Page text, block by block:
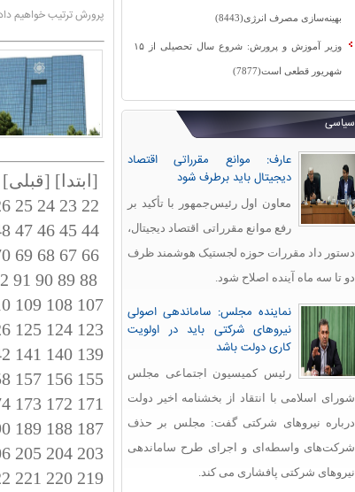
بهینه‌سازی مصرف انرژی(8443)
وزیر آموزش و پرورش: شروع سال تحصیلی از ۱۵
شهریور قطعی است(7877)
سیاسی
عارف: موانع مقرراتی اقتصاد
دیجیتال باید برطرف شود
معاون اول رئیس‌جمهور با تأکید بر
رفع موانع مقرراتی اقتصاد دیجیتال،
دستور داد مقررات حوزه لجستیک هوشمند ظرف
دو تا سه ماه آینده اصلاح شود.
نماینده مجلس: ساماندهی اصولی
نیروهای شرکتی باید در اولویت
کاری دولت باشد
رئیس کمیسیون اجتماعی مجلس
شورای اسلامی با انتقاد از بخشنامه اخیر دولت
درباره نیروهای شرکتی گفت: مجلس بر حذف
شرکت‌های واسطه‌ای و اجرای طرح ساماندهی
نیروهای شرکتی پافشاری می کند.
پرورش ترتیب خواهیم
[ابتدا] [قبلی]
22
23
24
25
44
45
46
47
66
67
68
69
88
89
90
91
107
108
109
123
124
125
139
140
141
155
156
157
171
172
173
187
188
189
203
204
205
219
220
221